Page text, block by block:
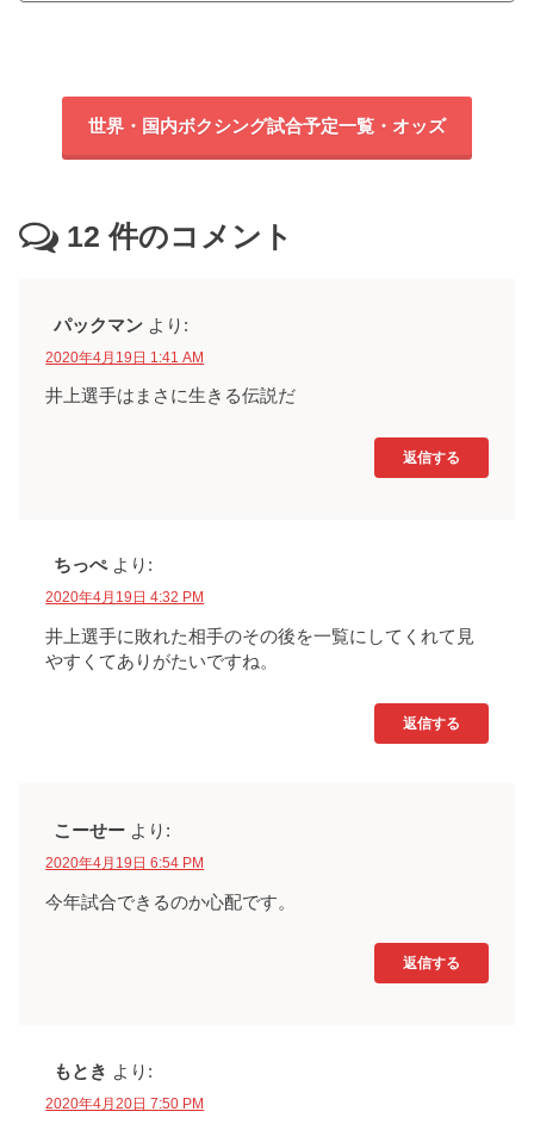
世界・国内ボクシング試合予定一覧・オッズ
12 件のコメント
パックマン より:
2020年4月19日 1:41 AM
井上選手はまさに生きる伝説だ
返信する
ちっぺ より:
2020年4月19日 4:32 PM
井上選手に敗れた相手のその後を一覧にしてくれて見
やすくてありがたいですね。
返信する
こーせー より:
2020年4月19日 6:54 PM
今年試合できるのか心配です。
返信する
もとき より:
2020年4月20日 7:50 PM